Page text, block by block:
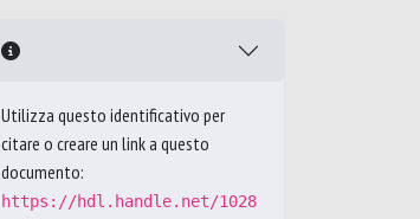
Utilizza questo identificativo per
citare o creare un link a questo
documento:
https://hdl.handle.net/1028